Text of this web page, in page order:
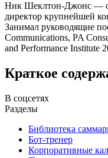
Ник Шеклтон-Джонс —
директор крупнейшей
Занимал руководящие
Communications, PA
and Performance Institute
Краткое
В соцсетях
Разделы
Библиотека
Бот-тренер
Корпоративные